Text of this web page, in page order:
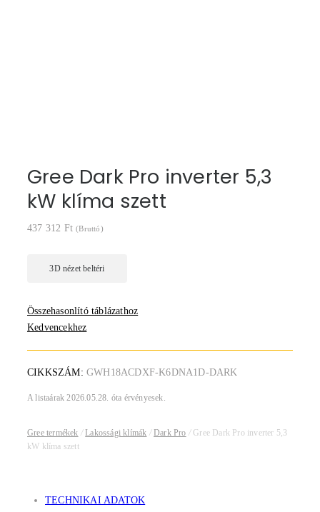
Gree Dark Pro inverter 5,3
kW klíma szett
437 312 Ft (Bruttó)
Összehasonlító táblázathoz
Kedvencekhez
CIKKSZÁM: GWH18ACDXF-K6DNA1D-DARK
A listaárak 2026.05.28. óta érvényesek.
Gree termékek / Lakossági klímák / Dark Pro /Gree Dark Pro inverter 5,3
kW klíma szett
TECHNIKAI ADATOK